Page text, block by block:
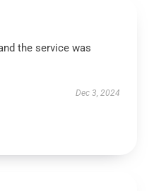
the service was
Dec 3, 2024